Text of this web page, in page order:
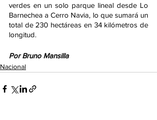
verdes en un solo parque lineal desde Lo
Barnechea a Cerro Navia, lo que sumará un
total de 230 hectáreas en 34 kilómetros de
longitud.
Por Bruno Mansilla
Nacional